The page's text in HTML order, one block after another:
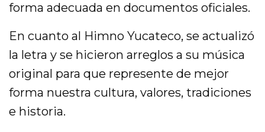
forma adecuada en documentos oficiales.
En cuanto al Himno Yucateco, se actualizó
la letra y se hicieron arreglos a su música
original para que represente de mejor
forma nuestra cultura, valores, tradiciones
e historia.